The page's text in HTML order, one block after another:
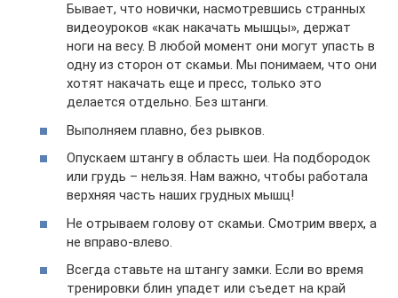
Бывает, что новички, насмотревшись странных
видеоуроков «как накачать мышцы», держат
ноги на весу. В любой момент они могут упасть в
одну из сторон от скамьи. Мы понимаем, что они
хотят накачать еще и пресс, только это
делается отдельно. Без штанги.
Выполняем плавно, без рывков.
Опускаем штангу в область шеи. На подбородок
или грудь – нельзя. Нам важно, чтобы работала
верхняя часть наших грудных мышц!
Не отрываем голову от скамьи. Смотрим вверх, а
не вправо-влево.
Всегда ставьте на штангу замки. Если во время
тренировки блин упадет или съедет на край